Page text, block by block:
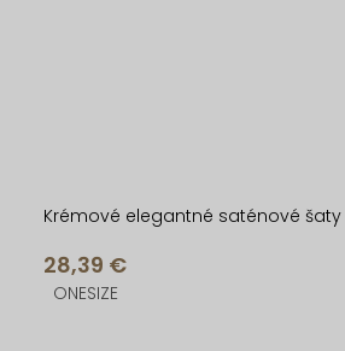
Krémové elegantné saténové šaty
28,39 €
ONESIZE